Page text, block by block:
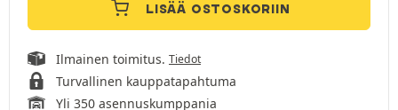
LISÄÄ OSTOSKORIIN
Ilmainen toimitus. Tiedot
Turvallinen kauppatapahtuma
Yli 350 asennuskumppania